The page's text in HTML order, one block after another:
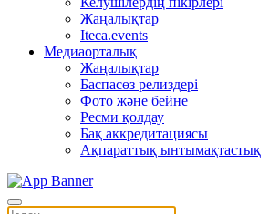
Жаңалықтар
Iteca.events
Медиаорталық
Жаңалықтар
Баспасөз релиздері
Фото және бейне
Ресми қолдау
Бақ аккредитациясы
Ақпараттық ынтымақтастық